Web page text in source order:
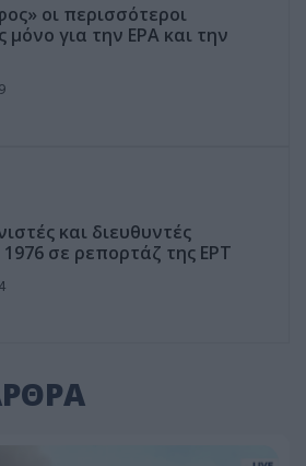
οι περισσότεροι
μόνο για την ΕΡΑ και την
και διευθυντές
σε ρεπορτάζ της ΕΡΤ